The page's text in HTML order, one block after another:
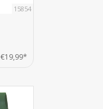
15854
€19,99*